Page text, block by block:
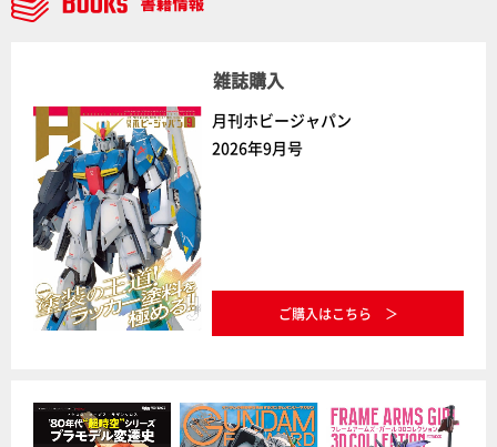
雑誌購入
月刊ホビージャパン
2026年9月号
ご購入はこちら